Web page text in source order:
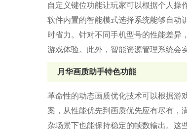
自定义键位功能让玩家可以根据个人操
软件内置的智能模式选择系统能够自动
时省力。针对不同手机型号的性能差异
游戏体验。此外，智能资源管理系统会
月华画质助手特色功能
革命性的动态画质优化技术可以根据游
案，从性能优先到画质优先应有尽有，
杂场景下也能保持稳定的帧数输出。这